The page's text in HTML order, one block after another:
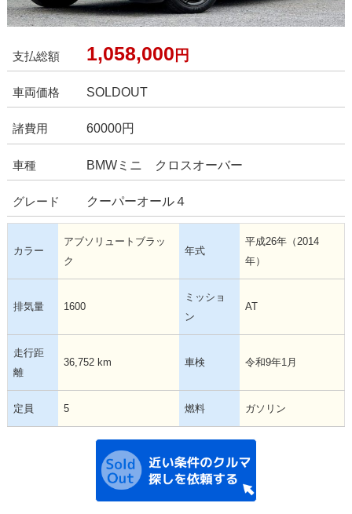
支払総額 1,058,000円
車両価格 SOLDOUT
諸費用 60000円
車種 BMWミニ クロスオーバー
グレード クーパーオール４
カラー
アブソリュートブラッ
ク
年式
平成26年（2014
年）
排気量 1600
ミッショ
ン
AT
走行距
離
36,752 km 車検 令和9年1月
定員 5 燃料 ガソリン